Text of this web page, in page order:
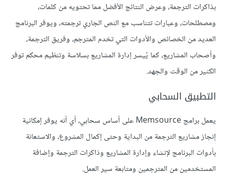
بذاكرات الترجمة، وعرض النتائج الأفضل مما تحتويه من كلمات،
ومصطلحات، وعبارات تتناسب مع النص الجاري ترجمته، ويوفر البرنامج
العديد من الخصائص والأدوات التي تخدم المترجم، وفريق الترجمة،
وأصحاب المشاريع، كما يُيسر إدارة المشاريع بسلاسة وتنظيم محكم توفر
الكثير من الوقت والجهد.
التطبيق السحابي
يعمل برامج Memsource على أساس سحابي، أي أنه يوفر إمكانية
إنجاز مشاريع الترجمة من البداية وحتى إكمال المشروع، والاستعانة
بأدوات البرنامج لإنشاء وإدارة المشاريع وذاكرات الترجمة وإضافة
المستخدمين من المترجمين ومتابعة سير العمل.